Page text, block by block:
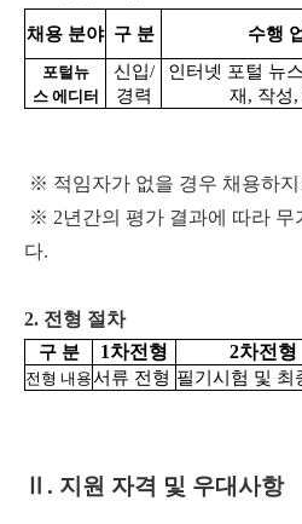
채용 분야 구 분 수행
포털뉴
스 에디터
신입/
경력
인터넷 포털 뉴
재, 작성,
※ 적임자가 없을 경우 채용하
※ 2년간의 평가 결과에 따라 무
다.
2. 전형 절차
구 분 1차전형 2차전형
전형 내용서류 전형 필기시험 및 최
. 지원 자격 및 우대사항